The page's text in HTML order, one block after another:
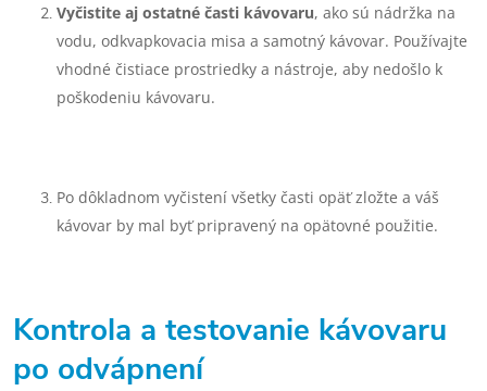
Vyčistite aj ostatné časti kávovaru, ako sú nádržka na
vodu, odkvapkovacia misa a samotný kávovar. Používajte
vhodné čistiace prostriedky a nástroje, aby nedošlo k
poškodeniu kávovaru.
Po dôkladnom vyčistení všetky časti opäť zložte a váš
kávovar by mal byť pripravený na opätovné použitie.
Kontrola a testovanie kávovaru
po odvápnení